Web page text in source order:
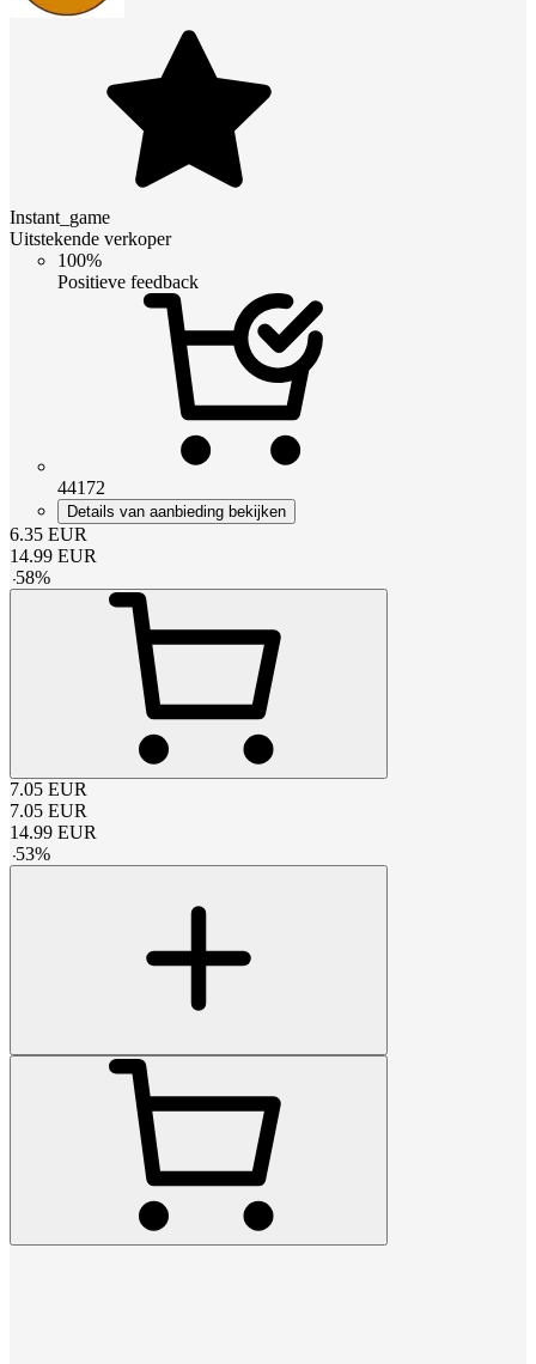
Instant_game
Uitstekende verkoper
100%
Positieve feedback
44172
Details van aanbieding bekijken
6.35 EUR
14.99 EUR
-58%
7.05 EUR
7.05 EUR
14.99 EUR
-53%